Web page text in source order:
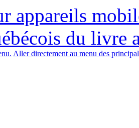
appareils
du livre
Aller directement au menu des